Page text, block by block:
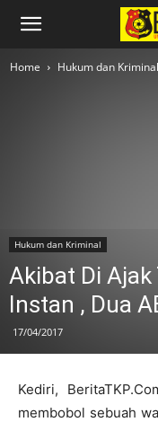
Home Hukum dan Kriminal
Hukum dan Kriminal
Akibat Di
Instan , Dua
17/04/2017
Kediri,
membobol sebuah